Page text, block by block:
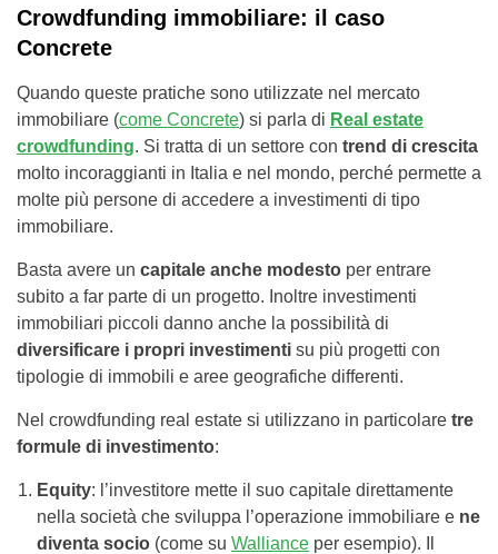
Crowdfunding immobiliare: il caso
Concrete
Quando queste pratiche sono utilizzate nel mercato
immobiliare (come Concrete) si parla di Real estate
crowdfunding. Si tratta di un settore con trend di crescita
molto incoraggianti in Italia e nel mondo, perché permette a
molte più persone di accedere a investimenti di tipo
immobiliare.
Basta avere un capitale anche modesto per entrare
subito a far parte di un progetto. Inoltre investimenti
immobiliari piccoli danno anche la possibilità di
diversificare i propri investimenti su più progetti con
tipologie di immobili e aree geografiche differenti.
Nel crowdfunding real estate si utilizzano in particolare tre
formule di investimento:
Equity: l’investitore mette il suo capitale direttamente
nella società che sviluppa l’operazione immobiliare e ne
diventa socio (come su Walliance per esempio). Il